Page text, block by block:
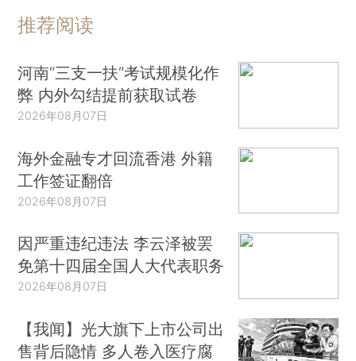
推荐阅读
河南“三支一扶”考试规模化作
弊 内外勾结提前获取试卷
2026年08月07日
海外金融专才回流香港 外籍
工作签证翻倍
2026年08月07日
因严重违纪违法 李云泽被罢
免第十四届全国人大代表职务
2026年08月07日
【我闻】光大旗下上市公司出
售背后隐情 多人卷入医疗腐